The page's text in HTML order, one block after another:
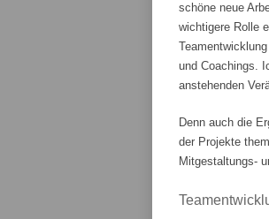
schöne neue
wichtigere Rolle
und Coachings.
anstehenden
Denn auch die
der Projekte
Mitgestaltungs-